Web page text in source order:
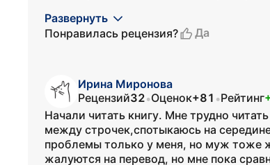
Развернуть
Понравилась рецензия?
Да
Ирина Миронова
Рецензий32•Оценок+81 •Рейтинг
Начали читать книгу. Мне трудно
между строчек,спотыкаюсь на
проблемы только у меня, но муж тоже
жалуются на перевод, но мне пока